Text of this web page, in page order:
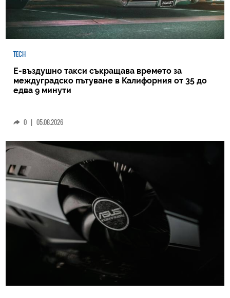
TECH
Е-въздушно такси съкращава времето за
междуградско пътуване в Калифорния от 35 до
едва 9 минути
0 | 05.08.2026